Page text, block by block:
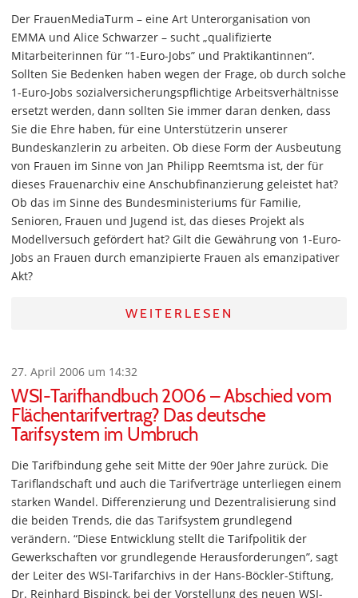
Der FrauenMediaTurm – eine Art Unterorganisation von
EMMA und Alice Schwarzer – sucht „qualifizierte
Mitarbeiterinnen für “1-Euro-Jobs” und Praktikantinnen“.
Sollten Sie Bedenken haben wegen der Frage, ob durch solche
1-Euro-Jobs sozialversicherungspflichtige Arbeitsverhältnisse
ersetzt werden, dann sollten Sie immer daran denken, dass
Sie die Ehre haben, für eine Unterstützerin unserer
Bundeskanzlerin zu arbeiten. Ob diese Form der Ausbeutung
von Frauen im Sinne von Jan Philipp Reemtsma ist, der für
dieses Frauenarchiv eine Anschubfinanzierung geleistet hat?
Ob das im Sinne des Bundesministeriums für Familie,
Senioren, Frauen und Jugend ist, das dieses Projekt als
Modellversuch gefördert hat? Gilt die Gewährung von 1-Euro-
Jobs an Frauen durch emanzipierte Frauen als emanzipativer
Akt?
WEITERLESEN
27. April 2006 um 14:32
WSI-Tarifhandbuch 2006 – Abschied vom
Flächentarifvertrag? Das deutsche
Tarifsystem im Umbruch
Die Tarifbindung gehe seit Mitte der 90er Jahre zurück. Die
Tariflandschaft und auch die Tarifverträge unterliegen einem
starken Wandel. Differenzierung und Dezentralisierung sind
die beiden Trends, die das Tarifsystem grundlegend
verändern. “Diese Entwicklung stellt die Tarifpolitik der
Gewerkschaften vor grundlegende Herausforderungen”, sagt
der Leiter des WSI-Tarifarchivs in der Hans-Böckler-Stiftung,
Dr. Reinhard Bispinck, bei der Vorstellung des neuen WSI-